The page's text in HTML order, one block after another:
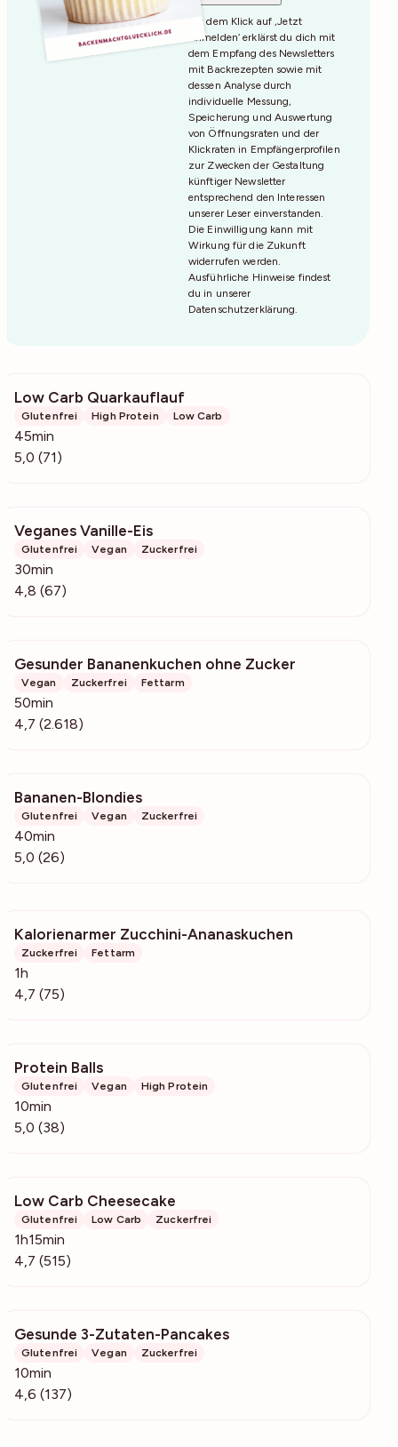
Mit dem Klick auf ‚Jetzt
Anmelden‘ erklärst du dich mit
dem Empfang des Newsletters
mit Backrezepten sowie mit
dessen Analyse durch
individuelle Messung,
Speicherung und Auswertung
von Öffnungsraten und der
Klickraten in Empfängerprofilen
zur Zwecken der Gestaltung
künftiger Newsletter
entsprechend den Interessen
unserer Leser einverstanden.
Die Einwilligung kann mit
Wirkung für die Zukunft
widerrufen werden.
Ausführliche Hinweise findest
du in unserer
Datenschutzerklärung.
Low Carb Quarkauflauf
Glutenfrei High Protein Low Carb
45min
5,0 (71)
Veganes Vanille-Eis
Glutenfrei Vegan Zuckerfrei
30min
4,8 (67)
Gesunder Bananenkuchen ohne Zucker
Vegan Zuckerfrei Fettarm
50min
4,7 (2.618)
Bananen-Blondies
Glutenfrei Vegan Zuckerfrei
40min
5,0 (26)
Kalorienarmer Zucchini-Ananaskuchen
Zuckerfrei Fettarm
1h
4,7 (75)
Protein Balls
Glutenfrei Vegan High Protein
10min
5,0 (38)
Low Carb Cheesecake
Glutenfrei Low Carb Zuckerfrei
1h15min
4,7 (515)
Gesunde 3-Zutaten-Pancakes
Glutenfrei Vegan Zuckerfrei
10min
4,6 (137)